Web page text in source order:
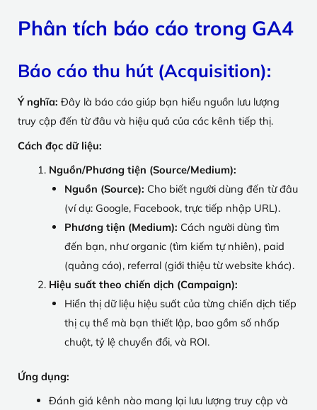
Phân tích báo cáo trong GA4
Báo cáo thu hút (Acquisition):
Ý nghĩa: Đây là báo cáo giúp bạn hiểu nguồn lưu lượng
truy cập đến từ đâu và hiệu quả của các kênh tiếp thị.
Cách đọc dữ liệu:
Nguồn/Phương tiện (Source/Medium):
Nguồn (Source): Cho biết người dùng đến từ đâu
(ví dụ: Google, Facebook, trực tiếp nhập URL).
Phương tiện (Medium): Cách người dùng tìm
đến bạn, như organic (tìm kiếm tự nhiên), paid
(quảng cáo), referral (giới thiệu từ website khác).
Hiệu suất theo chiến dịch (Campaign):
Hiển thị dữ liệu hiệu suất của từng chiến dịch tiếp
thị cụ thể mà bạn thiết lập, bao gồm số nhấp
chuột, tỷ lệ chuyển đổi, và ROI.
Ứng dụng:
Đánh giá kênh nào mang lại lưu lượng truy cập và